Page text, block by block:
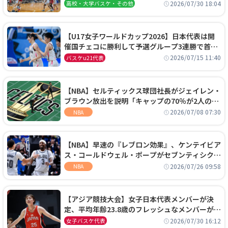
阜女子に完勝、大会3日目試合結果
高校・大学バスケ・その他 2026/07/30 18:04
【U17女子ワールドカップ2026】日本代表は開
催国チェコに勝利して予選グループ3連勝で首位
通過！準々決勝の相手はエジプトに決定
バスケu21代表 2026/07/15 11:40
【NBA】セルティックス球団社長がジェイレン・
ブラウン放出を説明「キャップの70％が2人の選
手に集中するチームでは勝てない」
NBA 2026/07/08 07:30
【NBA】早速の『レブロン効果』、ケンテイビア
ス・コールドウェル・ポープがセブンティシクサ
ーズに1年契約で加入
NBA 2026/07/26 09:58
【アジア競技大会】女子日本代表メンバーが決
定、平均年齢23.8歳のフレッシュなメンバーが日
本開催の大舞台で頂点を狙う
女子バスケ代表 2026/07/30 16:12